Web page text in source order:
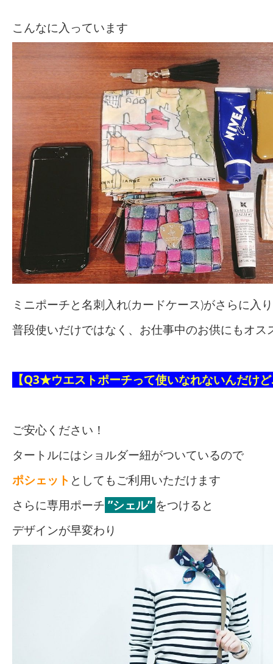
こんなに入っています
ミニポーチと名刺入れ(カードケース)がさらに入
普段使いだけではなく、お仕事中のお供にもオス
【Q3★ウエストポーチって使いなれないんだけ
ご安心ください！
タートルにはショルダー紐がついているので
ポシェット としてもご利用いただけます
さらに専用ポーチ ”シェル” をつけると
デザインが早変わり